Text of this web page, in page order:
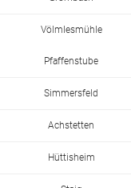
Völmlesmühle
Pfaffenstube
Simmersfeld
Achstetten
Hüttisheim